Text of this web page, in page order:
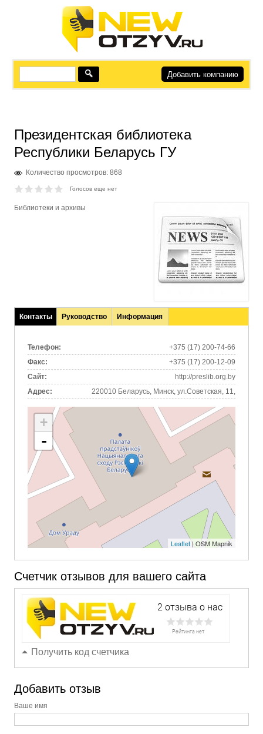
Добавить компанию
Президентская библиотека
Республики Беларусь ГУ
Количество просмотров: 868
Голосов еще нет
Библиотеки и архивы
Контакты
(активная
Руководство Информация
Телефон:
+375 (17) 200-74-66
Факс:
+375 (17) 200-12-09
Сайт:
http://preslib.org.by
Адрес:
220010 Беларусь, Минск, ул.Советская, 11,
+
-
Leaflet| OSM Mapnik
Счетчик отзывов для вашего сайта
Получить код счетчика
Добавить отзыв
Ваше имя